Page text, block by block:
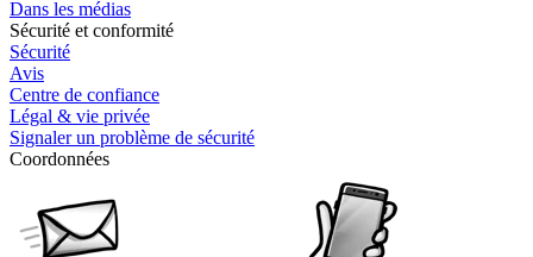
Dans les médias
Sécurité et conformité
Sécurité
Avis
Centre de confiance
Légal & vie privée
Signaler un problème de sécurité
Coordonnées